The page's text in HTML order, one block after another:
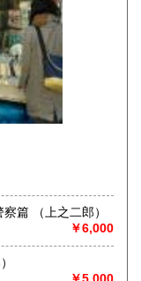
都営新宿線
18:30
通販は翌年以降対
ドキュメント暴走族 PART Ⅲ●暴走族vs警察篇 （上之二郎）
￥6,000
）